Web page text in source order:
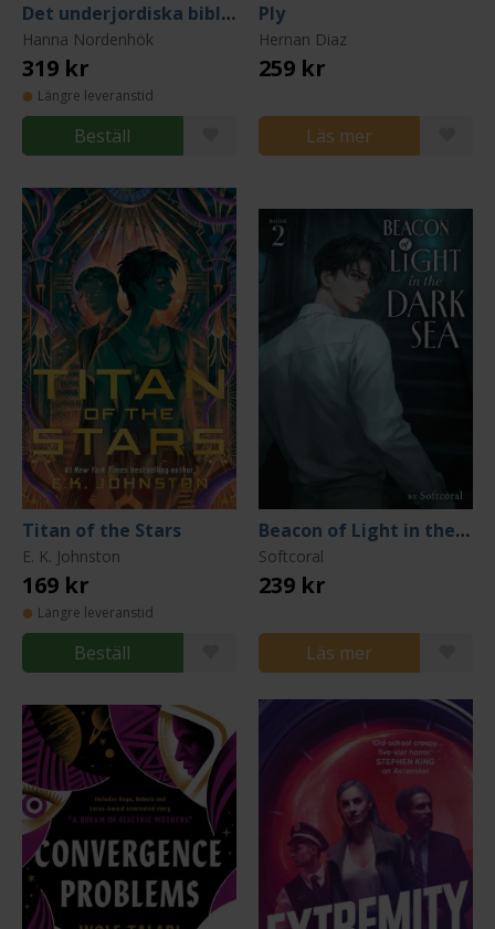
Det underjordiska biblioteket
Hanna Nordenhök
319 kr
Längre leveranstid
Beställ
Ply
Hernan Diaz
259 kr
Läs mer
Titan of the Stars
E. K. Johnston
169 kr
Längre leveranstid
Beställ
Beacon of Light in the Dark Sea Book 2
Softcoral
239 kr
Läs mer